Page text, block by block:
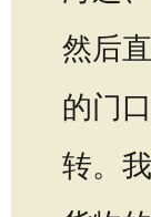
然后
的门
转。